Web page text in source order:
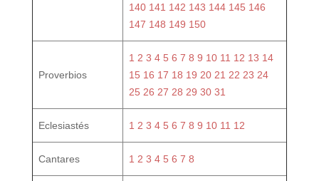
140 141 142 143 144 145 146
147 148 149 150
Proverbios
1 2 3 4 5 6 7 8 9 10 11 12 13 14
15 16 17 18 19 20 21 22 23 24
25 26 27 28 29 30 31
Eclesiastés 1 2 3 4 5 6 7 8 9 10 11 12
Cantares 1 2 3 4 5 6 7 8